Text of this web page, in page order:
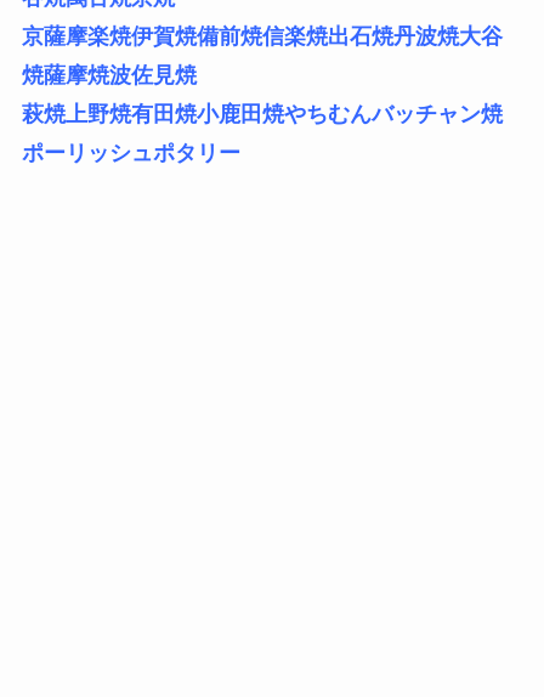
京薩摩楽焼伊賀焼備前焼信楽焼出石焼丹波焼大谷
焼薩摩焼波佐見焼
萩焼上野焼有田焼小鹿田焼やちむんバッチャン焼
ポーリッシュポタリー